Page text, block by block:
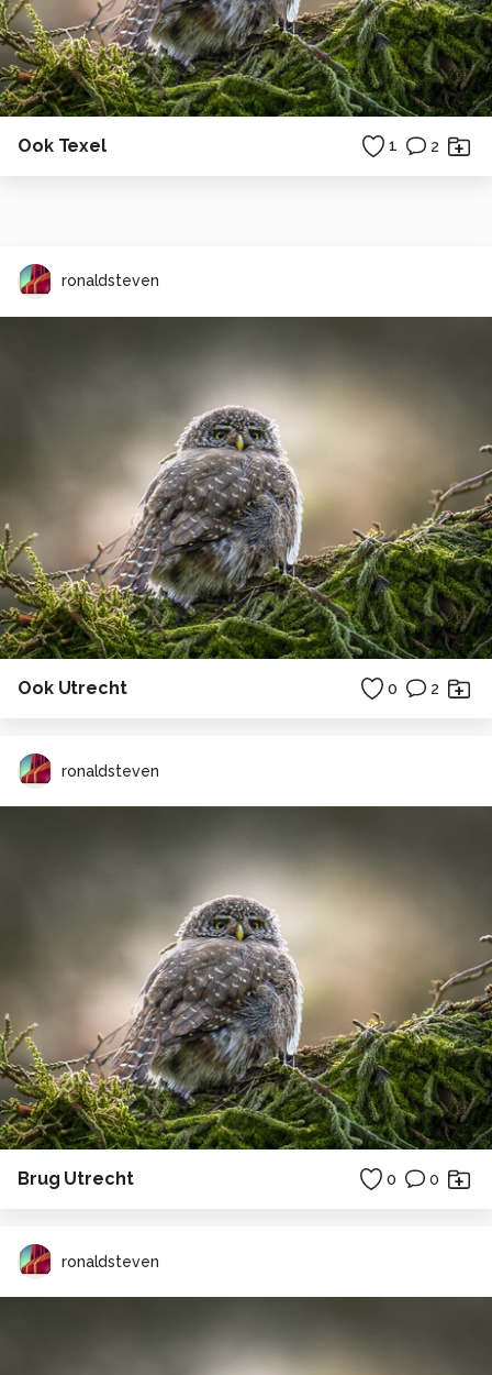
Ook Texel 1 2
ronaldsteven
Ook Utrecht 0 2
ronaldsteven
Brug Utrecht 0 0
ronaldsteven